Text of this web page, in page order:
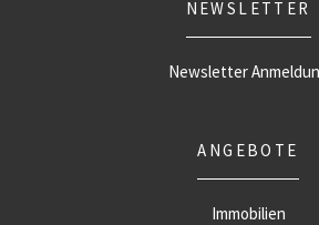
NEWSLETTER
Newsletter
ANGEBOTE
Immobilien